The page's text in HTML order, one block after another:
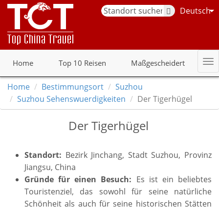
Deutsch
Home Top 10 Reisen Maßgescheidert
Home Bestimmungsort
Suzhou
Suzhou Sehenswuerdigkeiten
Der Tigerhügel
Der Tigerhügel
Standort: Bezirk Jinchang, Stadt Suzhou, Provinz
Jiangsu, China
Gründe für einen Besuch: Es ist ein beliebtes
Touristenziel, das sowohl für seine natürliche
Schönheit als auch für seine historischen Stätten